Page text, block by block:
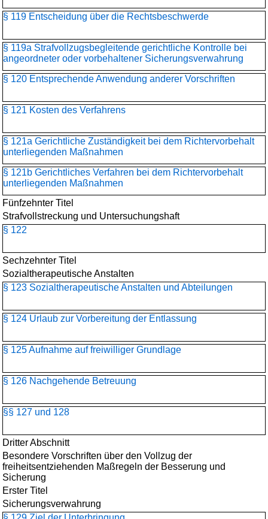
§ 119 Entscheidung über die Rechtsbeschwerde
§ 119a Strafvollzugsbegleitende gerichtliche Kontrolle bei
angeordneter oder vorbehaltener Sicherungsverwahrung
§ 120 Entsprechende Anwendung anderer Vorschriften
§ 121 Kosten des Verfahrens
§ 121a Gerichtliche Zuständigkeit bei dem Richtervorbehalt
unterliegenden Maßnahmen
§ 121b Gerichtliches Verfahren bei dem Richtervorbehalt
unterliegenden Maßnahmen
Fünfzehnter Titel
Strafvollstreckung und Untersuchungshaft
§ 122
Sechzehnter Titel
Sozialtherapeutische Anstalten
§ 123 Sozialtherapeutische Anstalten und Abteilungen
§ 124 Urlaub zur Vorbereitung der Entlassung
§ 125 Aufnahme auf freiwilliger Grundlage
§ 126 Nachgehende Betreuung
§§ 127 und 128
Dritter Abschnitt
Besondere Vorschriften über den Vollzug der
freiheitsentziehenden Maßregeln der Besserung und
Sicherung
Erster Titel
Sicherungsverwahrung